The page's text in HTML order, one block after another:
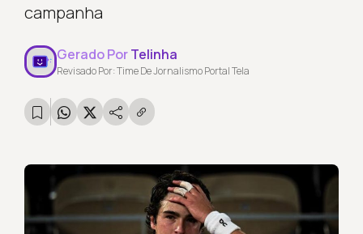
campanha
Gerado PorTelinha
Revisado Por: Time De Jornalismo Portal Tela